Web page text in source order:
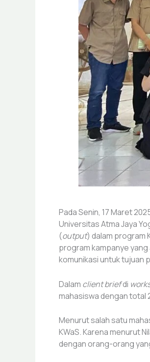
Pada Senin, 17 Maret
Universitas Atma Jaya
(output) dalam program
program kampanye
komunikasi untuk tujuan
Dalam client briefdi
mahasiswa dengan total
Menurut salah satu
KWaS. Karena menurut
dengan orang-orang